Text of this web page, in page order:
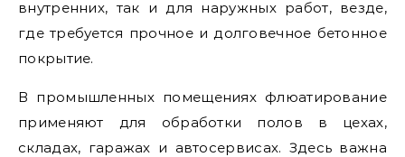
внутренних, так и для наружных работ, везде,
где требуется прочное и долговечное бетонное
покрытие.
В промышленных помещениях флюатирование
применяют для обработки полов в цехах,
складах, гаражах и автосервисах. Здесь важна